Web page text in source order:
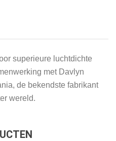
superieure luchtdichte
met Davlyn
de bekendste fabrikant
wereld.